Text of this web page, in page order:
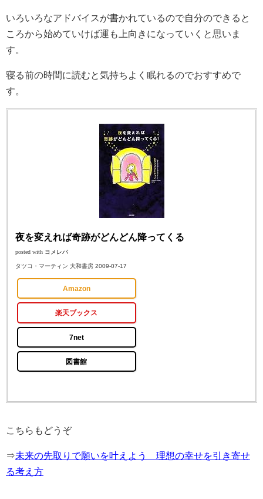
いろいろなアドバイスが書かれているので自分のできると
ころから始めていけば運も上向きになっていくと思いま
す。
寝る前の時間に読むと気持ちよく眠れるのでおすすめで
す。
夜を変えれば奇跡がどんどん降ってくる
posted with ヨメレバ
タツコ・マーティン 大和書房 2009-07-17
Amazon
楽天ブックス
7net
図書館
こちらもどうぞ
⇒未来の先取りで願いを叶えよう 理想の幸せを引き寄せ
る考え方